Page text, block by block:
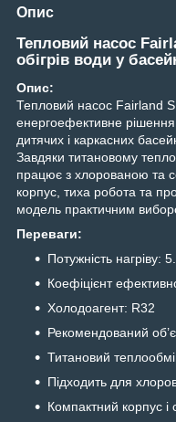
Опис
Тепловий насос
обігрів води у
Опис:
Тепловий насос Fairland
енергоефективне рішення
дитячих і каркасних
Завдяки титановому
працює з хлорованою та
корпус, тиха робота та
модель практичним
Переваги:
Потужність нагріву:
Коефіцієнт
Холодоагент: R32
Рекомендований
Титановий
Підходить для
Компактний корпус і